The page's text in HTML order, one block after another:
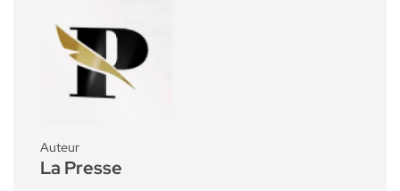
Auteur
La Presse